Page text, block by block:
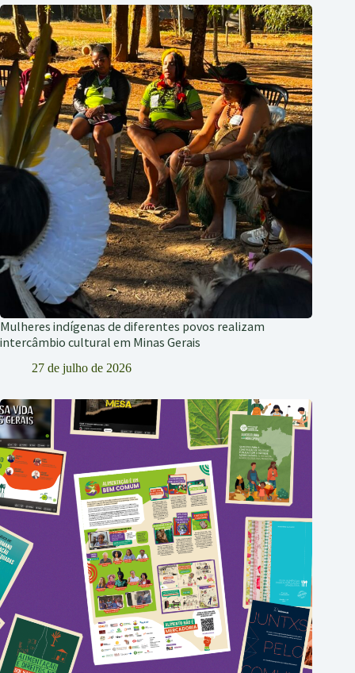
Mulheres indígenas de diferentes povos realizam
intercâmbio cultural em Minas Gerais
27 de julho de 2026